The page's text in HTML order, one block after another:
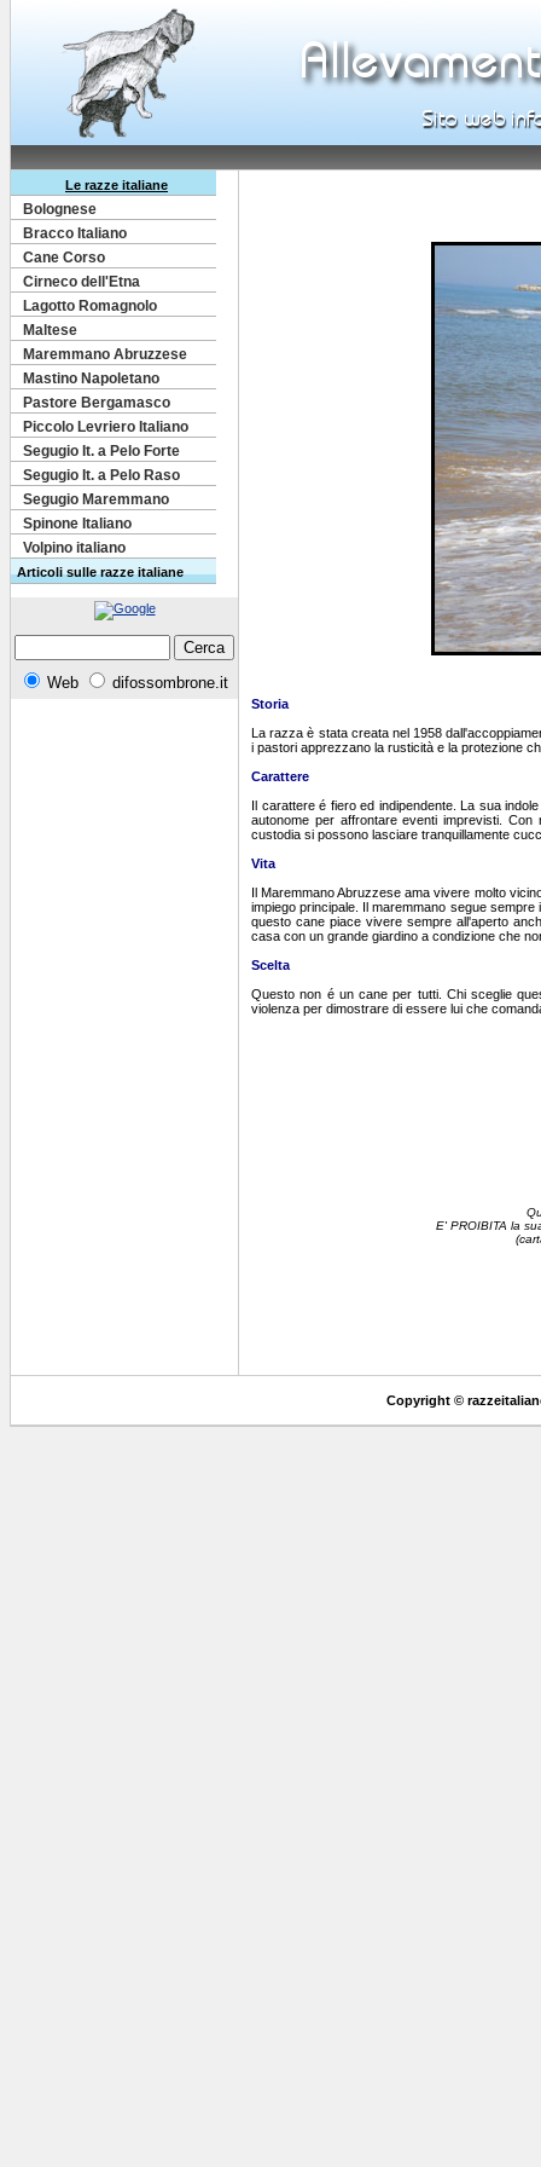
Le razze italiane
Bolognese
Bracco Italiano
Cane Corso
Cirneco dell'Etna
Lagotto Romagnolo
Maltese
Maremmano Abruzzese
Mastino Napoletano
Pastore Bergamasco
Piccolo Levriero Italiano
Segugio It. a Pelo Forte
Segugio It. a Pelo Raso
Segugio Maremmano
Spinone Italiano
Volpino italiano
Articoli sulle razze italiane
Web difossombrone.it
Storia
La razza è stata creata nel 1958
i pastori apprezzano la rusticità e la protezione
Carattere
Il carattere é fiero ed indipendente. La sua
autonome per affrontare eventi imprevisti.
custodia si possono lasciare tranquillamente
Vita
Il Maremmano Abruzzese ama vivere molto
impiego principale. Il maremmano segue
questo cane piace vivere sempre all'aperto
casa con un grande giardino a condizione che
Scelta
Questo non é un cane per tutti. Chi sceglie
violenza per dimostrare di essere lui che
E' PROIBITA la
Copyright ©